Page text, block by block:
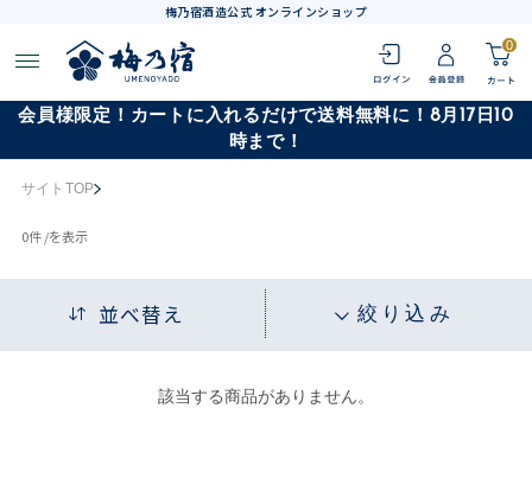
梅乃宿酒造公式 オンラインショップ
0
会員様限定！カートに入れるだけで送料無料に！8月17日10
時まで！
サイトTOP
0件 /を表示
並べ替え 絞り込み
該当する商品がありません。